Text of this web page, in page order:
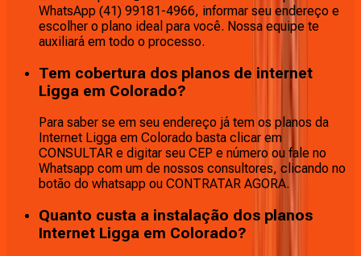
WhatsApp (41) 99181-4966, informar seu endereço e
escolher o plano ideal para você. Nossa equipe te
auxiliará em todo o processo.
Tem cobertura dos planos de internet
Ligga em Colorado?
Para saber se em seu endereço já tem os planos da
Internet Ligga em Colorado basta clicar em
CONSULTAR e digitar seu CEP e número ou fale no
Whatsapp com um de nossos consultores, clicando no
botão do whatsapp ou CONTRATAR AGORA.
Quanto custa a instalação dos planos
Internet Ligga em Colorado?